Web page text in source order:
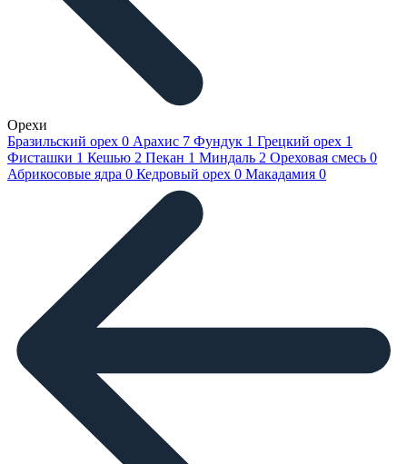
Орехи
Бразильский орех 0 Арахис 7 Фундук 1 Грецкий орех 1
Фисташки 1 Кешью 2 Пекан 1 Миндаль 2 Ореховая смесь 0
Абрикосовые ядра 0 Кедровый орех 0 Макадамия 0